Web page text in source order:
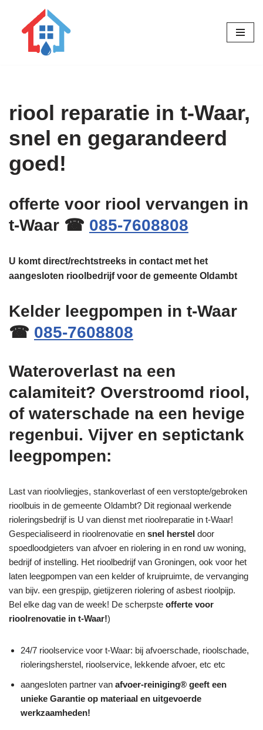
riool reparatie in t-Waar,
snel en gegarandeerd
goed!
offerte voor riool vervangen in
t-Waar ☎ 085-7608808
U komt direct/rechtstreeks in contact met het
aangesloten rioolbedrijf voor de gemeente Oldambt
Kelder leegpompen in t-Waar
☎ 085-7608808
Wateroverlast na een
calamiteit? Overstroomd riool,
of waterschade na een hevige
regenbui. Vijver en septictank
leegpompen:
Last van rioolvliegjes, stankoverlast of een verstopte/gebroken
rioolbuis in de gemeente Oldambt? Dit regionaal werkende
rioleringsbedrijf is U van dienst met rioolreparatie in t-Waar!
Gespecialiseerd in rioolrenovatie en snel herstel door
spoedloodgieters van afvoer en riolering in en rond uw woning,
bedrijf of instelling. Het rioolbedrijf van Groningen, ook voor het
laten leegpompen van een kelder of kruipruimte, de vervanging
van bijv. een grespijp, gietijzeren riolering of asbest rioolpijp.
Bel elke dag van de week! De scherpste offerte voor
rioolrenovatie in t-Waar!)
24/7 rioolservice voor t-Waar: bij afvoerschade, rioolschade,
rioleringsherstel, rioolservice, lekkende afvoer, etc etc
aangesloten partner van afvoer-reiniging® geeft een
unieke Garantie op materiaal en uitgevoerde
werkzaamheden!